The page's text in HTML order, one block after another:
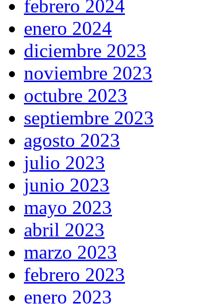
febrero 2024
enero 2024
diciembre 2023
noviembre 2023
octubre 2023
septiembre 2023
agosto 2023
julio 2023
junio 2023
mayo 2023
abril 2023
marzo 2023
febrero 2023
enero 2023